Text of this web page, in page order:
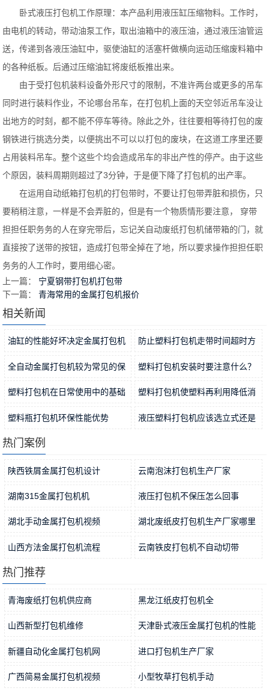
卧式液压打包机工作原理：本产品利用液压缸压缩物料。工作时，
由电机的转动，带动油泵工作，取出油箱中的液压油，通过液压油管运
送，传递到各液压油缸中，驱使油缸的活塞杆做横向运动压缩废料箱中
的各种纸板。后通过压缩油缸将废纸板推出来。
由于受打包机装料设备外形尺寸的限制，不准许两台或更多的吊车
同时进行装料作业，不论哪台吊车，在打包机上面的天空邻近吊车没让
出地方的时刻，都不能不停车等待。除此之外，往往要相等待打包的废
钢铁进行挑选分类，以便挑出不可以以打包的废块，在这道工序里还要
占用装料吊车。整个这些个均会造成吊车的非出产性的停产。由于这些
个原因，装料周期则超过了3分钟，于是便下降了打包机的出产率。
在运用自动纸箱打包机的打包带时，不要让打包带弄脏和损伤，只
要稍稍注意，一样是不会弄脏的，但是有一个物质情形要注意， 穿带
担担任职务务的人在穿完带后，忘记关自动废纸打包机储带箱的门，就
直接按了送带的按钮，造成打包带全掉在了地，所以要求操作担担任职
务务的人工作时，要用细心密。
上一篇： 宁夏钢带打包机打包带
下一篇：青海常用的金属打包机报价
相关新闻
油缸的性能好坏决定金属打包机
稳定… 2021-11-15
防止塑料打包机走带时间超时方
法分… 2021-11-12
全自动金属打包机较为常见的保
养方… 2021-11-09
塑料打包机安装时要注意什么？
2021-11-06
塑料打包机在日常使用中的基础
工作… 2021-11-04
塑料打包机使塑料再利用降低消
耗 2021-11-01
塑料瓶打包机环保性能优势 液压塑料打包机应该选立式还是
热门案例
陕西铁屑金属打包机设计
2019-05-29
云南泡沫打包机生产厂家
2019-04-25
湖南315金属打包机机
2019-06-17
液压打包机不保压怎么回事
2019-10-29
湖北手动金属打包机视频
2019-05-08
湖北废纸皮打包机生产厂家哪里
好 2019-04-09
山西方法金属打包机流程 云南铁皮打包机不自动切带
热门推荐
青海废纸打包机供应商 黑龙江纸皮打包机全
2019-04-22
山西新型打包机维修
2019-04-09
天津卧式液压金属打包机的性能
新疆自动化金属打包机网
2019-06-15
进口打包机生产厂家
广西简易金属打包机视频 小型牧草打包机手动